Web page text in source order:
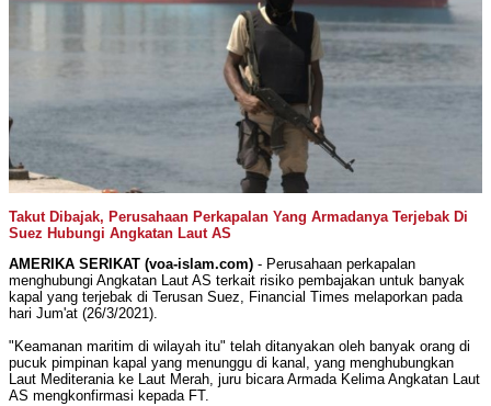
Takut Dibajak, Perusahaan Perkapalan Yang Armadanya Terjebak Di
Suez Hubungi Angkatan Laut AS
AMERIKA SERIKAT (voa-islam.com) - Perusahaan perkapalan
menghubungi Angkatan Laut AS terkait risiko pembajakan untuk banyak
kapal yang terjebak di Terusan Suez, Financial Times melaporkan pada
hari Jum'at (26/3/2021).
"Keamanan maritim di wilayah itu" telah ditanyakan oleh banyak orang di
pucuk pimpinan kapal yang menunggu di kanal, yang menghubungkan
Laut Mediterania ke Laut Merah, juru bicara Armada Kelima Angkatan Laut
AS mengkonfirmasi kepada FT.